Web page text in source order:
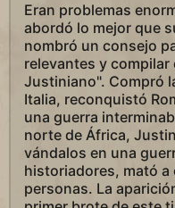
Eran problemas
abordó lo mejor que
nombró un consejo
relevantes y
Justiniano". Compró
Italia, reconquistó
una guerra
norte de África,
vándalos en una
historiadores, mató
personas. La